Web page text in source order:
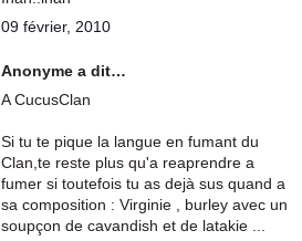
09 février, 2010
Anonyme a dit…
A CucusClan
Si tu te pique la langue en fumant du
Clan,te reste plus qu'a reaprendre a
fumer si toutefois tu as dejà sus quand a
sa composition : Virginie , burley avec un
soupçon de cavandish et de latakie ...